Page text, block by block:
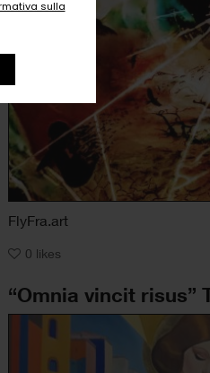
sulla
FlyFra.art
0 likes